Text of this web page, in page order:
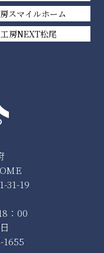
31-19
：00
スマイルホーム
房NEXT松尾